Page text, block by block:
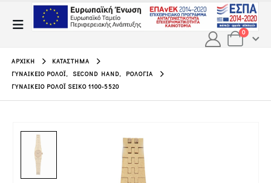
0
ΑΡΧΙΚΉ
ΚΑΤΆΣΤΗΜΑ
ΓΥΝΑΙΚΕΊΟ ΡΟΛΌΙ, SECOND HAND,
ΡΟΛΌΓΙΑ
ΓΥΝΑΙΚΕΊΟ ΡΟΛΌΙ SEIKO 1100-5520